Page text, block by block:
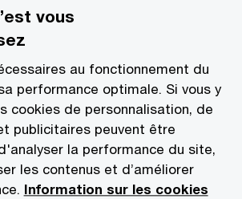
marché ?
de cotation choisir ?
les obligations associées ?
des informations
produire (période, GAAP) ?
vous
au fonctionnement du
performance optimale. Si vous y
cookies de personnalisation, de
publicitaires peuvent être
la performance du site,
les contenus et d’améliorer
Information sur les cookies